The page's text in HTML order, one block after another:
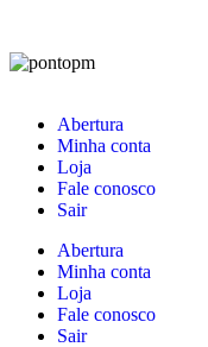
Abertura
Minha conta
Loja
Fale conosco
Sair
Abertura
Minha conta
Loja
Fale conosco
Sair